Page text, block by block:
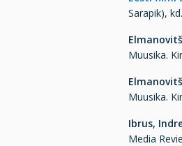
Sarapik),
Muusika.
Muusika.
Ibrus,
Media